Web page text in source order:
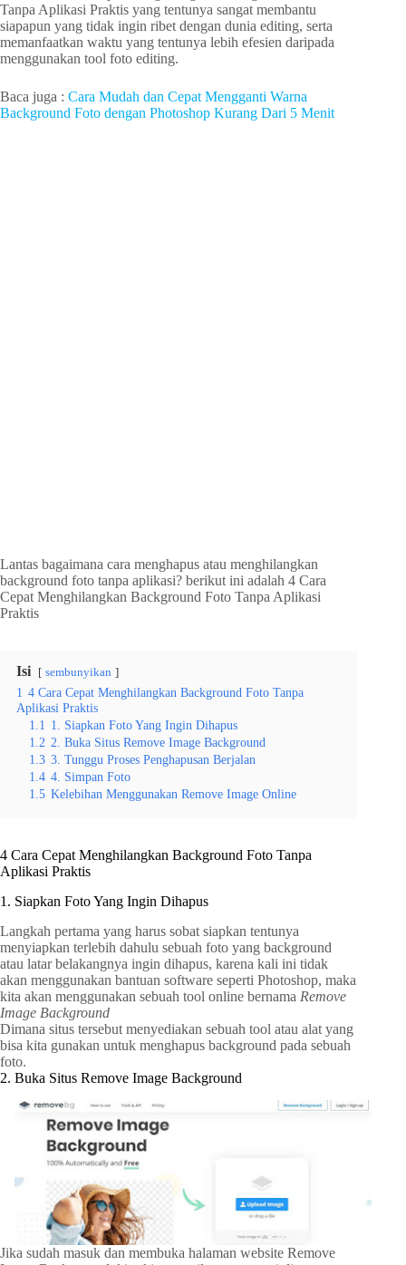
Tanpa Aplikasi Praktis yang tentunya sangat membantu
siapapun yang tidak ingin ribet dengan dunia editing, serta
memanfaatkan waktu yang tentunya lebih efesien daripada
menggunakan tool foto editing.
Baca juga : Cara Mudah dan Cepat Mengganti Warna
Background Foto dengan Photoshop Kurang Dari 5 Menit
Lantas bagaimana cara menghapus atau menghilangkan
background foto tanpa aplikasi? berikut ini adalah 4 Cara
Cepat Menghilangkan Background Foto Tanpa Aplikasi
Praktis
Isi sembunyikan
1 4 Cara Cepat Menghilangkan Background Foto Tanpa
Aplikasi Praktis
1.1 1. Siapkan Foto Yang Ingin Dihapus
1.2 2. Buka Situs Remove Image Background
1.3 3. Tunggu Proses Penghapusan Berjalan
1.4 4. Simpan Foto
1.5 Kelebihan Menggunakan Remove Image Online
4 Cara Cepat Menghilangkan Background Foto Tanpa
Aplikasi Praktis
1. Siapkan Foto Yang Ingin Dihapus
Langkah pertama yang harus sobat siapkan tentunya
menyiapkan terlebih dahulu sebuah foto yang background
atau latar belakangnya ingin dihapus, karena kali ini tidak
akan menggunakan bantuan software seperti Photoshop, maka
kita akan menggunakan sebuah tool online bernama Remove
Image Background
Dimana situs tersebut menyediakan sebuah tool atau alat yang
bisa kita gunakan untuk menghapus background pada sebuah
foto.
2. Buka Situs Remove Image Background
Jika sudah masuk dan membuka halaman website Remove